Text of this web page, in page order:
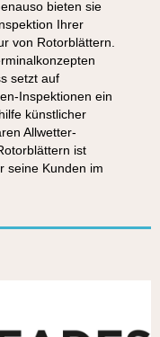
bieten sie
Ihrer
von Rotorblättern.
setzt auf
Inspektionen ein
künstlicher
Allwetter-
ist
seine Kunden im